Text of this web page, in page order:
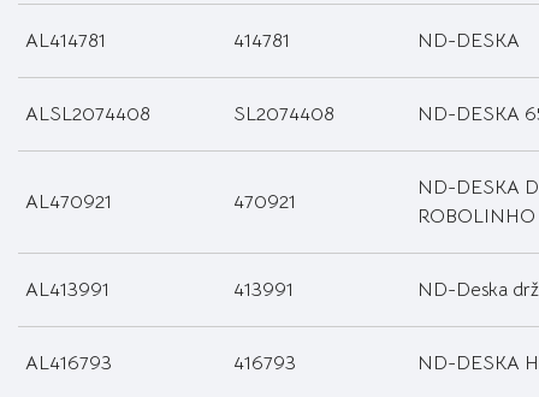
AL414781 414781 ND-DESKA
ALSL2074408 SL2074408 ND-DESKA
AL470921 470921
ND-DESKA
AL413991 413991 ND-Deska
AL416793 416793 ND-DESKA